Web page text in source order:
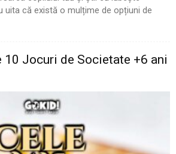
uita că există o mulțime de opțiuni de
10 Jocuri de Societate +6 ani